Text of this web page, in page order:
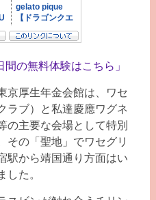
の無料体験はこちら」
厚生年金会館は、ワセ
ラブ）と私達慶應ワグネ
の主要な会場として特別
その「聖地」でワセグリ
駅から靖国通り方面はい
した。